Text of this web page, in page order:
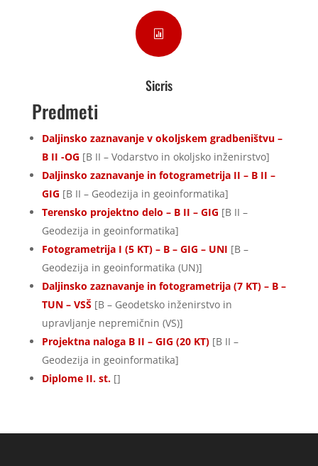

Sicris
Predmeti
Daljinsko zaznavanje v okoljskem gradbeništvu –
B II -OG [B II – Vodarstvo in okoljsko inženirstvo]
Daljinsko zaznavanje in fotogrametrija II – B II –
GIG [B II – Geodezija in geoinformatika]
Terensko projektno delo – B II – GIG [B II –
Geodezija in geoinformatika]
Fotogrametrija I (5 KT) – B – GIG – UNI [B –
Geodezija in geoinformatika (UN)]
Daljinsko zaznavanje in fotogrametrija (7 KT) – B –
TUN – VSŠ[B – Geodetsko inženirstvo in
upravljanje nepremičnin (VS)]
Projektna naloga B II – GIG (20 KT)[B II –
Geodezija in geoinformatika]
Diplome II. st.[]